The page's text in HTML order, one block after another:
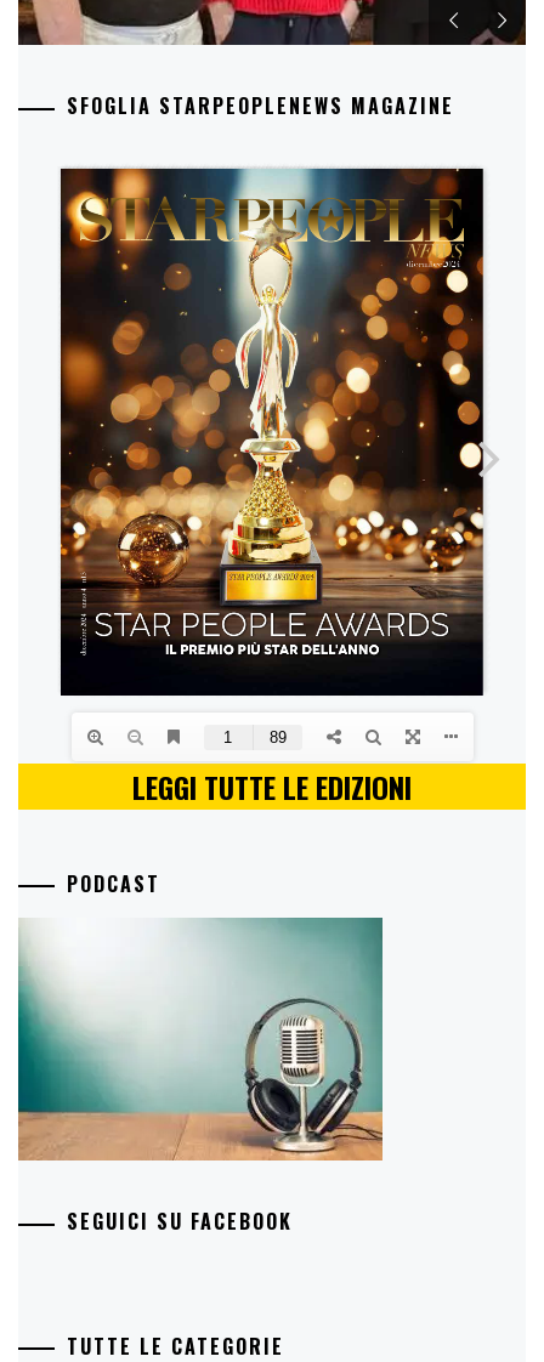
SFOGLIA STARPEOPLENEWS MAGAZINE
LEGGI TUTTE LE EDIZIONI
PODCAST
SEGUICI SU FACEBOOK
TUTTE LE CATEGORIE